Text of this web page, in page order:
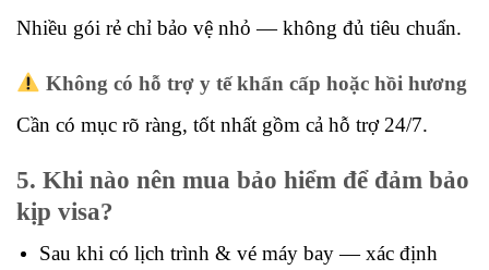
Nhiều gói rẻ chỉ bảo vệ nhỏ — không đủ tiêu chuẩn.
Không có hỗ trợ y tế khẩn cấp hoặc hồi hương
Cần có mục rõ ràng, tốt nhất gồm cả hỗ trợ 24/7.
5. Khi nào nên mua bảo hiểm để đảm bảo
kịp visa?
Sau khi có lịch trình & vé máy bay — xác định